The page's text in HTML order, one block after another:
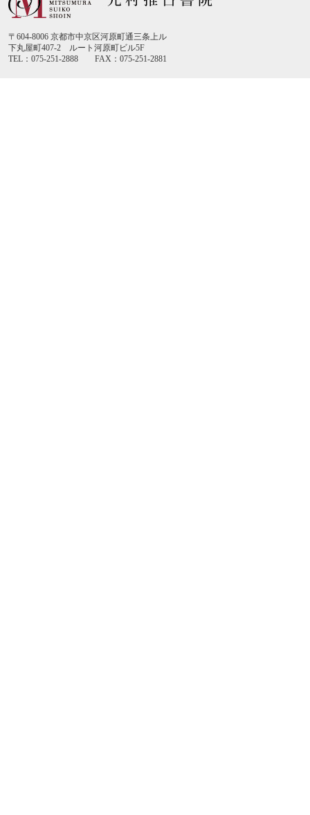
〒604-8006 京都市中京区河原町通三条上ル
下丸屋町407-2 ルート河原町ビル5F
TEL：075-251-2888 FAX：075-251-2881